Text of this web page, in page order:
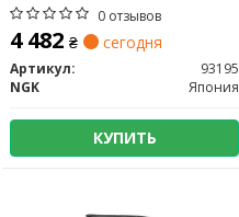
0 отзывов
4 482 ₴ сегодня
Артикул:
93195
NGK
Япония
КУПИТЬ